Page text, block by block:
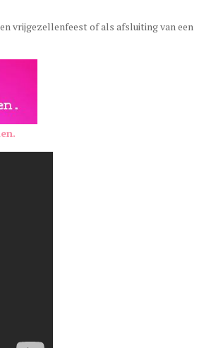
vrijgezellenfeest of als afsluiting van een